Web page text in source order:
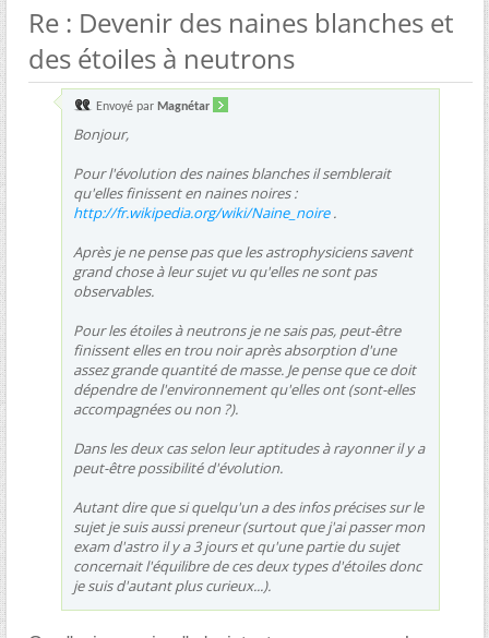
Re : Devenir des naines blanches et
des étoiles à neutrons
Envoyé par Magnétar
Bonjour,
Pour l'évolution des naines blanches il semblerait
qu'elles finissent en naines noires :
http://fr.wikipedia.org/wiki/Naine_noire.
Après je ne pense pas que les astrophysiciens savent
grand chose à leur sujet vu qu'elles ne sont pas
observables.
Pour les étoiles à neutrons je ne sais pas, peut-être
finissent elles en trou noir après absorption d'une
assez grande quantité de masse. Je pense que ce doit
dépendre de l'environnement qu'elles ont (sont-elles
accompagnées ou non ?).
Dans les deux cas selon leur aptitudes à rayonner il y a
peut-être possibilité d'évolution.
Autant dire que si quelqu'un a des infos précises sur le
sujet je suis aussi preneur (surtout que j'ai passer mon
exam d'astro il y a 3 jours et qu'une partie du sujet
concernait l'équilibre de ces deux types d'étoiles donc
je suis d'autant plus curieux...).